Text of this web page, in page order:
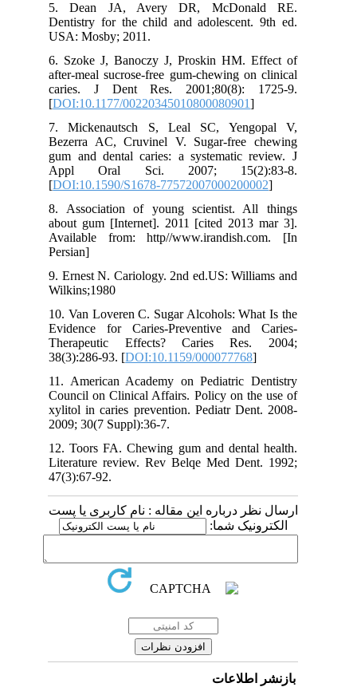
5. Dean JA, Avery DR, McDonald RE.
Dentistry for the child and adolescent. 9th ed.
USA: Mosby; 2011.
6. Szoke J, Banoczy J, Proskin HM. Effect of
after-meal sucrose-free gum-chewing on clinical
caries. J Dent Res. 2001;80(8): 1725-9.
[DOI:10.1177/00220345010800080901
7. Mickenautsch S, Leal SC, Yengopal V,
Bezerra AC, Cruvinel V. Sugar-free chewing
gum and dental caries: a systematic review. J
Appl Oral Sci. 2007; 15(2):83-8.
[DOI:10.1590/S1678-77572007000200002
8. Association of young scientist. All things
about gum [Internet]. 2011 [cited 2013 mar 3].
Available from: http//www.irandish.com. [In
Persian]
9. Ernest N. Cariology. 2nd ed.US: Williams and
Wilkins;1980
10. Van Loveren C. Sugar Alcohols: What Is the
Evidence for Caries-Preventive and Caries-
Therapeutic Effects? Caries Res. 2004;
38(3):286-93. [DOI:10.1159/000077768
11. American Academy on Pediatric Dentistry
Council on Clinical Affairs. Policy on the use of
xylitol in caries prevention. Pediatr Dent. 2008-
2009; 30(7 Suppl):36-7.
12. Toors FA. Chewing gum and dental health.
Literature review. Rev Belqe Med Dent. 1992;
47(3):67-92.
ارسال نظر درباره این مقاله : نام کاربری یا پست
الکترونیک شما:
بازنشر اطلاعات